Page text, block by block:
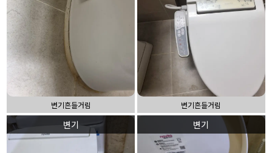
변기흔들거림 변기흔들거림
변기 변기